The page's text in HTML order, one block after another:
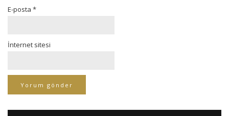
E-posta *
İnternet sitesi